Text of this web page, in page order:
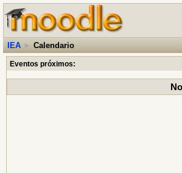
IEA ► Calendario
Eventos próximos: